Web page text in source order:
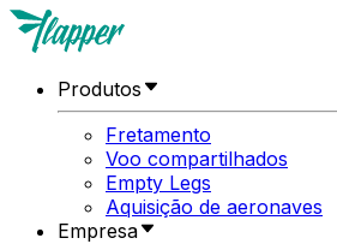
Produtos
Fretamento
Voo compartilhados
Empty Legs
Aquisição de aeronaves
Empresa